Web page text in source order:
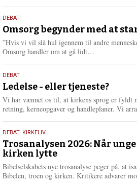
9.
juli
2026
DEBAT
Omsorg begynder med at
”Hvis vi vil slå hul igennem til andre
Omsorg handler om at gå lidt…
e
r
e
10.
juni
2026
DEBAT
Ledelse - eller tjeneste?
Vi har vænnet os til, at kirkens sprog er fyldt
retning, kerneopgaver og handleplaner. Vi
2.
juni
2026
DEBAT, KIRKELIV
Trosanalysen 2026: Når
kirken lytte
Bibelselskabets nye trosanalyse peger på, at
Bibelen, troen og kirken. Kritikere advarer